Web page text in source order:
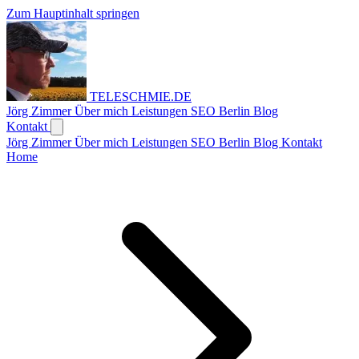
Zum Hauptinhalt springen
TELESCHMIE.DE
Jörg ZimmerÜber mich Leistungen SEO Berlin Blog
Kontakt
Jörg ZimmerÜber mich Leistungen SEO Berlin Blog Kontakt
Home